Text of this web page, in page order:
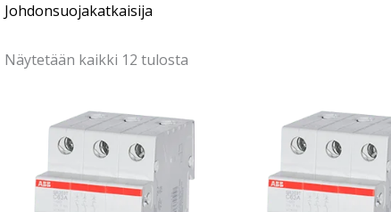
Johdonsuojakatkaisija
Näytetään kaikki 12 tulosta